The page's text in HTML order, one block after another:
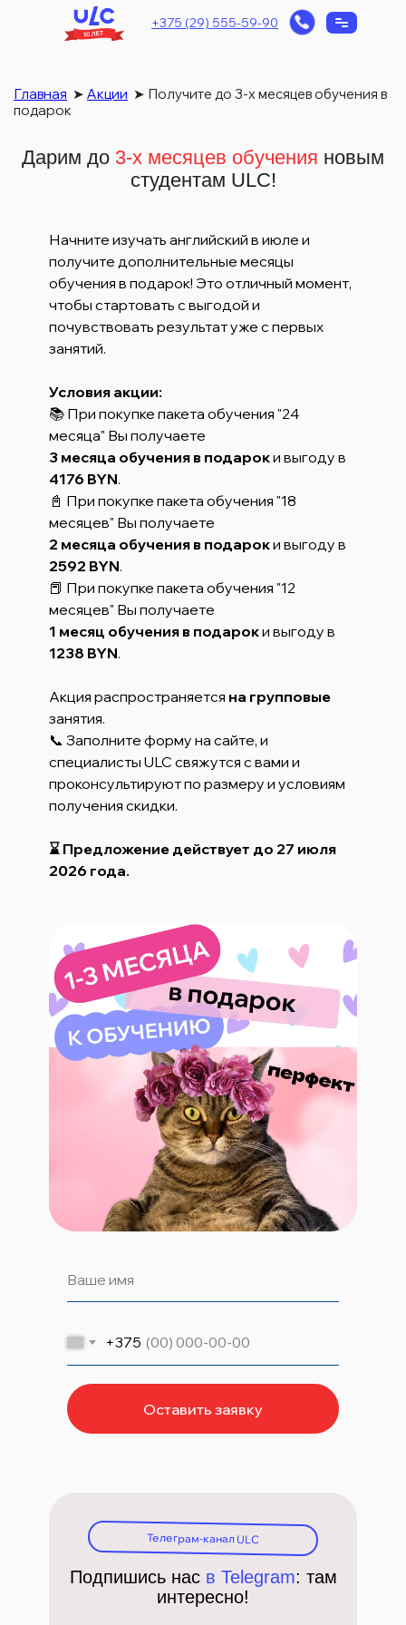
+375 (29) 555-59-90
Главная ➤ Акции ➤ Получите до 3-х месяцев обучения в
подарок
Дарим до 3-х месяцев обучения новым
студентам ULC!
+375
Оставить заявку
Начните изучать английский в июле и
получите дополнительные месяцы
обучения в подарок! Это отличный момент,
чтобы стартовать с выгодой и
почувствовать результат уже с первых
занятий.
Условия акции:
📚 При покупке пакета обучения "24
месяца" Вы получаете
3 месяца обучения в подароки выгоду в
4176 BYN.
📓 При покупке пакета обучения "18
месяцев" Вы получаете
2 месяца обучения в подароки выгоду в
2592 BYN.
📕 При покупке пакета обучения "12
месяцев" Вы получаете
1 месяц обучения в подароки выгоду в
1238 BYN.
Акция распространяется на групповые
занятия.
📞 Заполните форму на сайте, и
специалисты ULC свяжутся с вами и
проконсультируют по размеру и условиям
получения скидки.
⌛ Предложение действует до 27 июля
2026 года.
Подпишись нас в Telegram: там
интересно!
Телеграм-канал ULC